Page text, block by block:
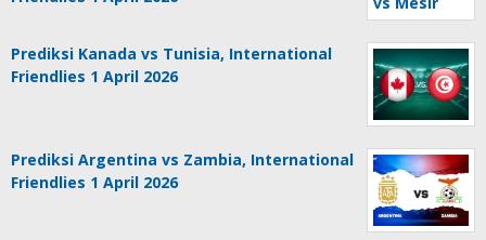
Prediksi Kanada vs Tunisia, International
Friendlies 1 April 2026
Prediksi Argentina vs Zambia, International
Friendlies 1 April 2026